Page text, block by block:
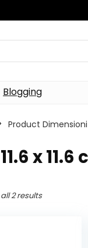
Blogging
Product
x
2 results